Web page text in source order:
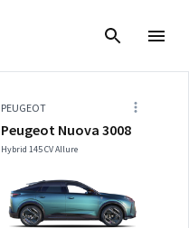
PEUGEOT
Peugeot Nuova 3008
Hybrid 145 CV Allure